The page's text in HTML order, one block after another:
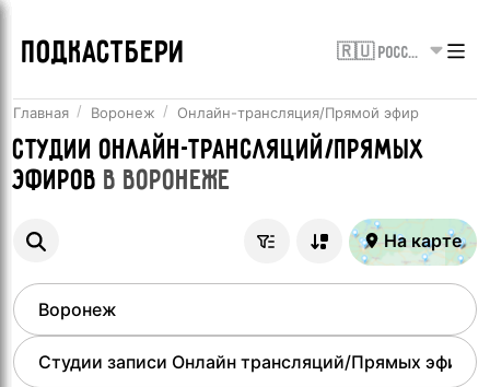
ПОДКАСТБЕРИ 🇷🇺 Россия
Главная Воронеж Онлайн-трансляция/Прямой эфир
Студии онлайн-трансляций/Прямых
эфиров в Воронеже
На карте